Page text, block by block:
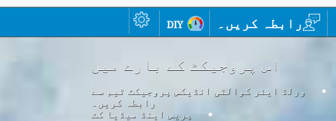
رابطہ کریں۔ diy
اس پروجیکٹ کے بارے میں
ورلڈ ایئر کوالٹی انڈیکس پروجیکٹ ٹیم سے
رابطہ کریں۔
پریس اینڈ میڈیا کٹ